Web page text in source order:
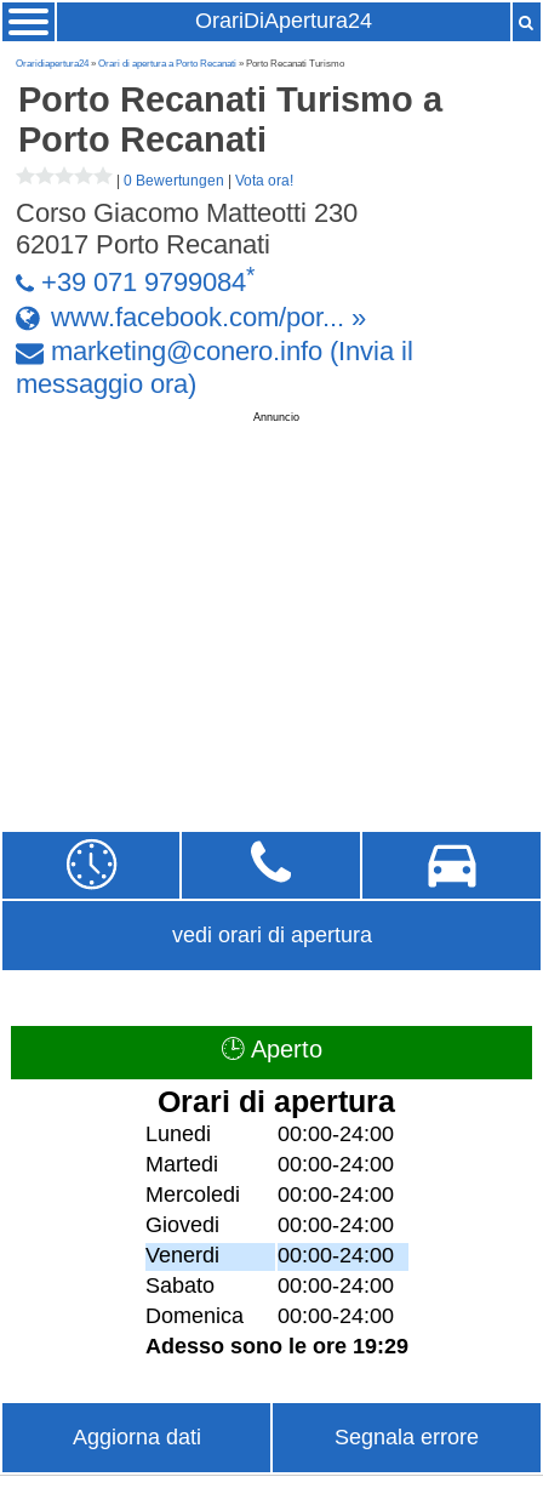
OrariDiApertura24
Oraridiapertura24»Orari di apertura a Porto Recanati » Porto Recanati Turismo
Porto Recanati Turismo a
Porto Recanati
|0 Bewertungen |Vota ora!
Corso Giacomo Matteotti 230
62017 Porto Recanati
+39 071 9799084*
www.facebook.com/por... »
marketing@conero.info (Invia il
messaggio ora)
Annuncio
vedi orari di apertura
🕒 Aperto
Orari di apertura
Lunedi
00:00-24:00
Martedi
00:00-24:00
Mercoledi
00:00-24:00
Giovedi
00:00-24:00
Venerdi
00:00-24:00
Sabato
00:00-24:00
Domenica
00:00-24:00
Adesso sono le ore 19:29
Aggiorna dati Segnala errore